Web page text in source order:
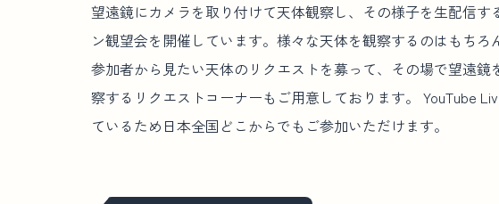
望遠鏡にカメラを取り付けて天体観察し、その様子を生配信す
ン観望会を開催しています。様々な天体を観察するのはもちろ
参加者から見たい天体のリクエストを募って、その場で望遠鏡
察するリクエストコーナーもご用意しております。 YouTube
ているため日本全国どこからでもご参加いただけます。